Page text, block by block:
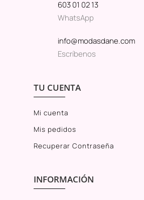
603 01 02 13
WhatsApp
info@modasdane.com
Escríbenos
TU CUENTA
Mi cuenta
Mis pedidos
Recuperar Contraseña
INFORMACIÓN